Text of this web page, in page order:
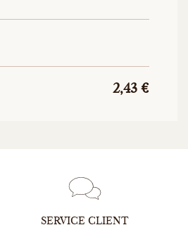
2,43 €
SERVICE CLIENT